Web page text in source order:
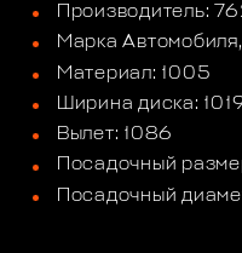
Производитель:
Марка
Материал: 1005
Ширина диска:
Вылет: 1086
Посадочный
Посадочный